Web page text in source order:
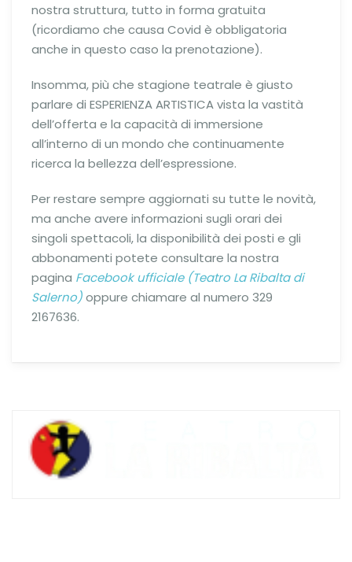
nostra struttura, tutto in forma gratuita
(ricordiamo che causa Covid è obbligatoria
anche in questo caso la prenotazione).
Insomma, più che stagione teatrale è giusto
parlare di ESPERIENZA ARTISTICA vista la vastità
dell’offerta e la capacità di immersione
all’interno di un mondo che continuamente
ricerca la bellezza dell’espressione.
Per restare sempre aggiornati su tutte le novità,
ma anche avere informazioni sugli orari dei
singoli spettacoli, la disponibilità dei posti e gli
abbonamenti potete consultare la nostra
pagina Facebook ufficiale (Teatro La Ribalta di
Salerno)oppure chiamare al numero 329
2167636.